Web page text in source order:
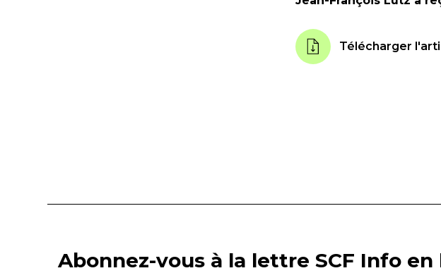
Télécharger
Abonnez-vous à la lettre SCF Info en